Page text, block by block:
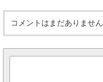
コメントはまだありません